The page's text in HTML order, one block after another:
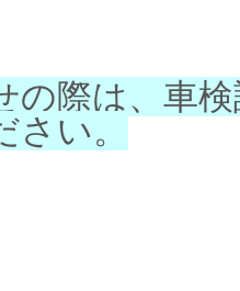
際は、車
い。